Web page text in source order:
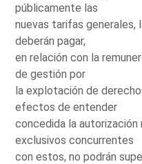
públicamente las
nuevas tarifas generales,
deberán pagar,
en relación con la
de gestión por
la explotación de
efectos de entender
concedida la
exclusivos concurrentes
con estos, no podrán